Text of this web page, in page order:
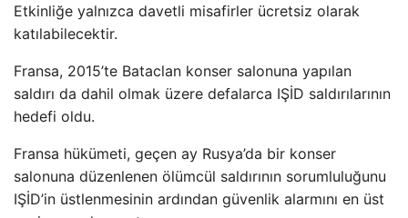
Etkinliğe yalnızca davetli misafirler ücretsiz olarak
katılabilecektir.
Fransa, 2015’te Bataclan konser salonuna yapılan
saldırı da dahil olmak üzere defalarca IŞİD saldırılarının
hedefi oldu.
Fransa hükümeti, geçen ay Rusya’da bir konser
salonuna düzenlenen ölümcül saldırının sorumluluğunu
IŞİD’in üstlenmesinin ardından güvenlik alarmını en üst